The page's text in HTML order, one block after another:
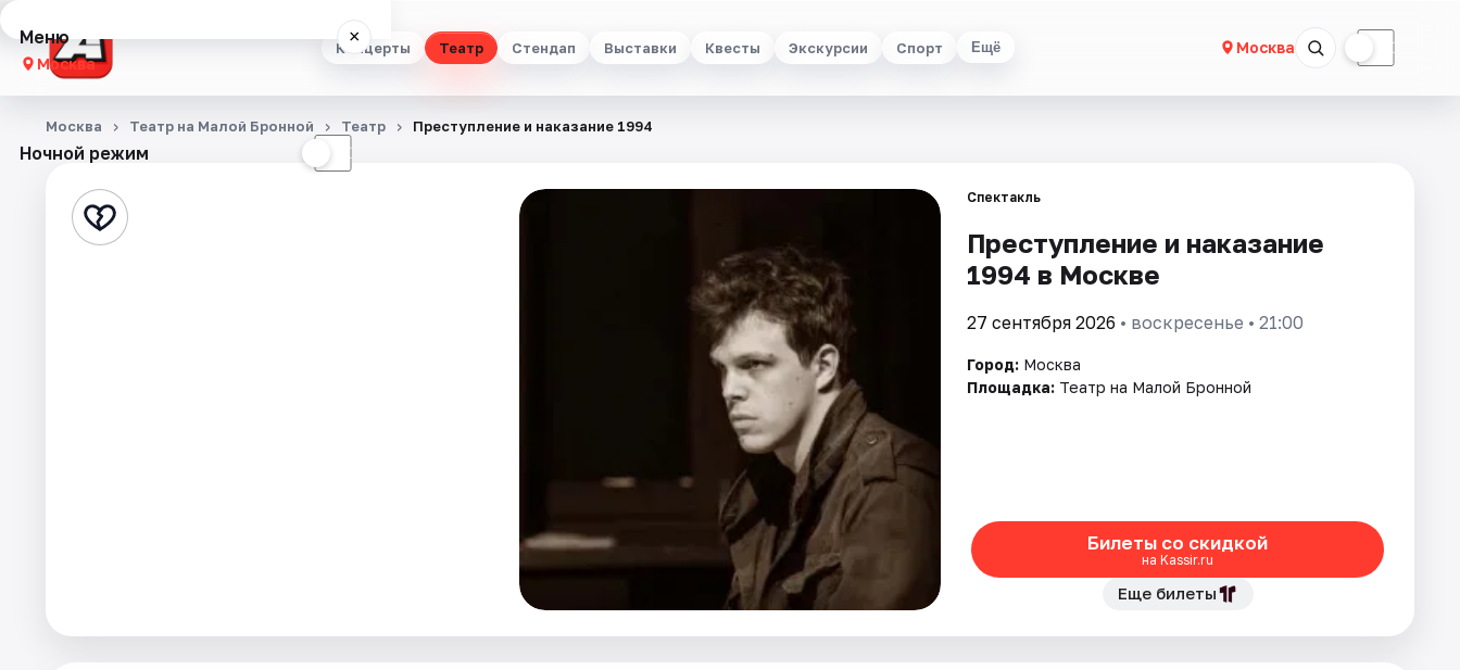
Концерты Театр Стендап Выставки Квесты Экскурсии Спорт Ещё Москва ☾
Меню ×
Москва
Концерты
Стендап
Ночной режим ☾
Москва Театр на Малой Бронной Театр Преступление и наказание 1994
Спектакль
Преступление и наказание
1994 в Москве
27 сентября 2026 • воскресенье • 21:00
Город: Москва
Площадка: Театр на Малой Бронной
Билеты со скидкой
на Kassir.ru
Еще билеты